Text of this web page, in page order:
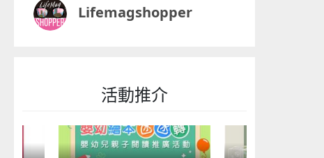
Lifemagshopper
活動推介